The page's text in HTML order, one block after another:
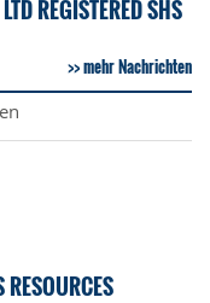
REGISTERED SHS
mehr Nachrichten